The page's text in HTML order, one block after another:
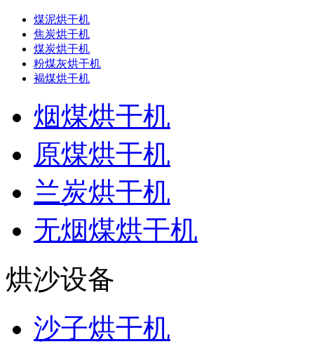
煤泥烘干机
焦炭烘干机
煤炭烘干机
粉煤灰烘干机
褐煤烘干机
烟煤烘干机
原煤烘干机
兰炭烘干机
无烟煤烘干机
烘沙设备
沙子烘干机